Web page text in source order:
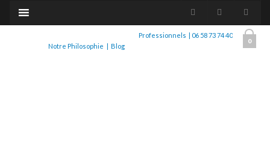
0
Notre Philosophie | Blog
Professionnels | 06 58 73 74 40